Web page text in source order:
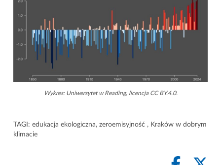
Wykres: Uniwersytet w Reading, licencja CC BY.4.0.
TAGI: edukacja ekologiczna, zeroemisyjność , Kraków w dobrym
klimacie